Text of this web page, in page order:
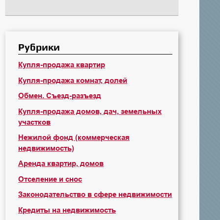
Рубрики
Купля-продажа квартир
Купля-продажа комнат, долей
Обмен. Съезд-разъезд
Купля-продажа домов, дач, земельных
участков
Нежилой фонд (коммерческая
недвижимость)
Аренда квартир, домов
Отселение и снос
Законодательство в сфере недвижимости
Кредиты на недвижимость